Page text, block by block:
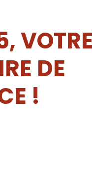
VOTRE
DE
!